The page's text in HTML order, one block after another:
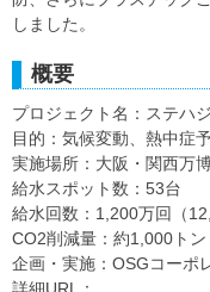
しました。
概要
プロジェクト名：ステハジ
目的：気候変動、熱中症
実施場所：大阪・関西万
給水スポット数：53台
給水回数：1,200万回（
CO2削減量：約1,000トン
企画・実施：OSGコーポ
詳細URL：